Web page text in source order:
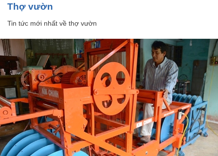
thợ vườn
Tin tức mới nhất về thợ vườn